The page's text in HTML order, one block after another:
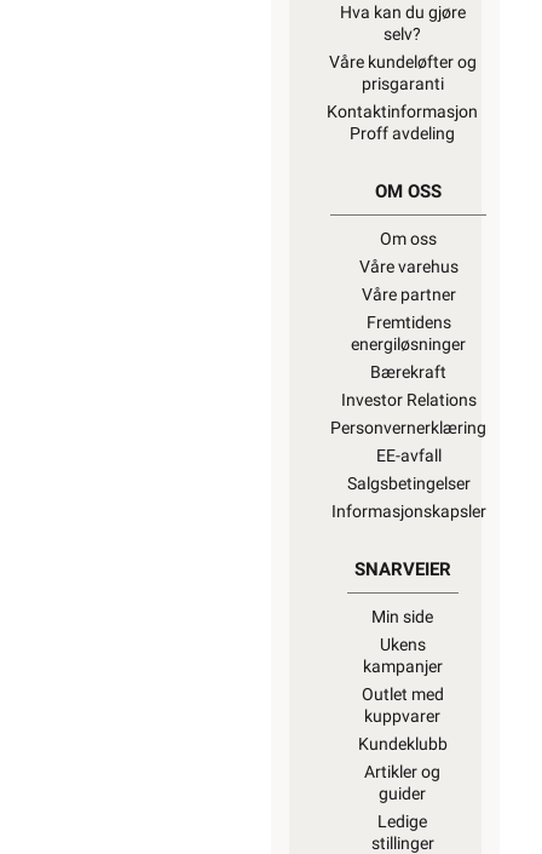
Hva kan du gjøre
selv?
Våre kundeløfter og
prisgaranti
Kontaktinformasjon
Proff avdeling
OM OSS
Om oss
Våre varehus
Våre partner
Fremtidens
energiløsninger
Bærekraft
Investor Relations
Personvernerklæring
EE-avfall
Salgsbetingelser
Informasjonskapsler
SNARVEIER
Min side
Ukens
kampanjer
Outlet med
kuppvarer
Kundeklubb
Artikler og
guider
Ledige
stillinger